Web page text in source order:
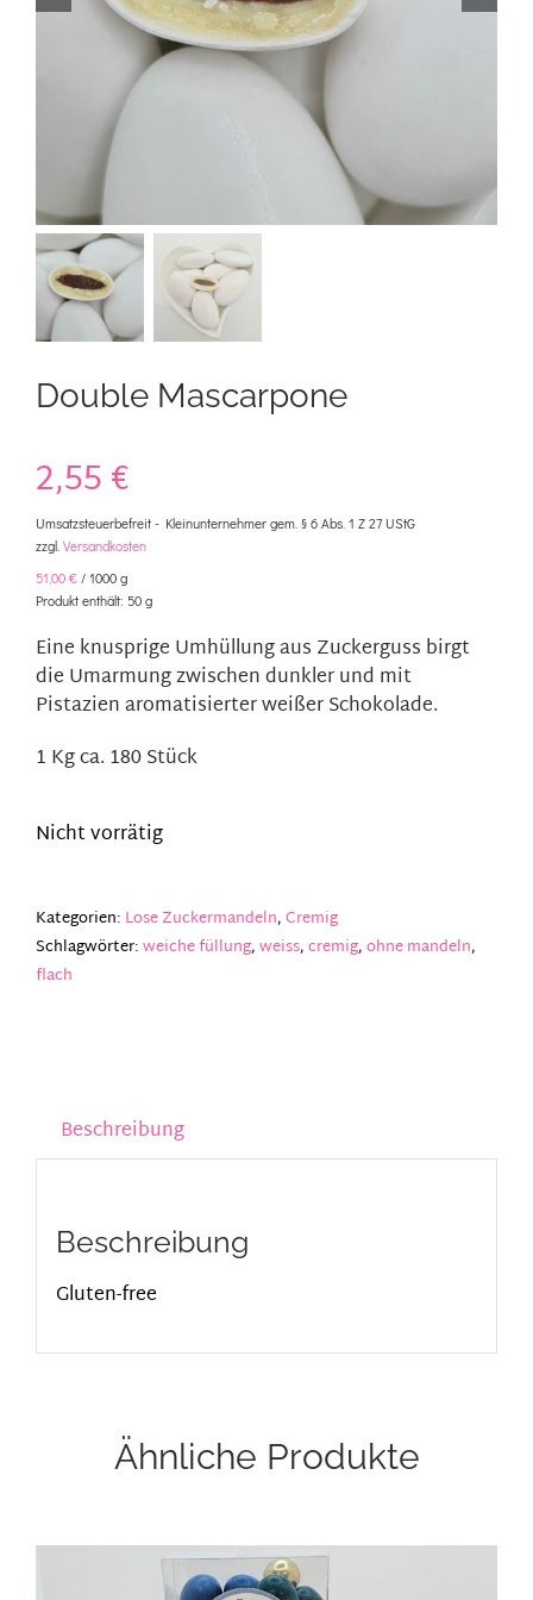
Mein Konto
Warenkorb
Double Mascarpone
2,55€
Umsatzsteuerbefreit - Kleinunternehmer gem. § 6 Abs. 1 Z 27 UStG
zzgl. Versandkosten
51,00 € / 1000 g
Produkt enthält: 50 g
Eine knusprige Umhüllung aus Zuckerguss birgt
die Umarmung zwischen dunkler und mit
Pistazien aromatisierter weißer Schokolade.
1 Kg ca. 180 Stück
Nicht vorrätig
Kategorien: Lose Zuckermandeln,Cremig
Schlagwörter:weiche füllung,weiss,cremig,ohne mandeln,
flach
Beschreibung
Beschreibung
Gluten-free
Ähnliche Produkte